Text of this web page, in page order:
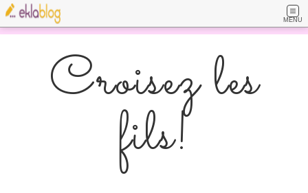
MENU
Croisez les
fils!